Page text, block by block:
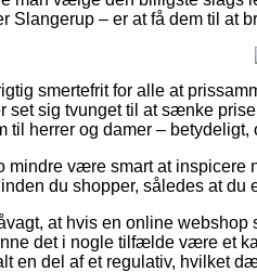
Slangerup – er at få dem til at
smertefrit for alle at
set sig tvunget til at sænke
til herrer og damer –
mindre være smart at
du shopper, således at du
at hvis en online
det i nogle tilfælde være et
en del af et regulativ, hvilket